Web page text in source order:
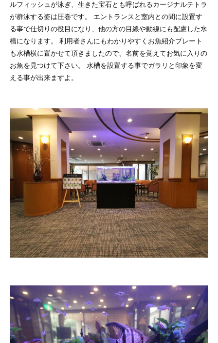
ルフィッシュが泳ぎ、生きた宝石とも呼ばれるカージナルテトラ
が群泳する姿は圧巻です。 エントランスと室内との間に設置す
る事で仕切りの役目になり、他の方の目線や動線にも配慮した水
槽になります。 利用者さんにもわかりやすくお魚紹介プレート
も水槽横に置かせて頂きましたので、名前を覚えてお気に入りの
お魚を見つけて下さい。 水槽を設置する事でガラリと印象を変
える事が出来ますよ。